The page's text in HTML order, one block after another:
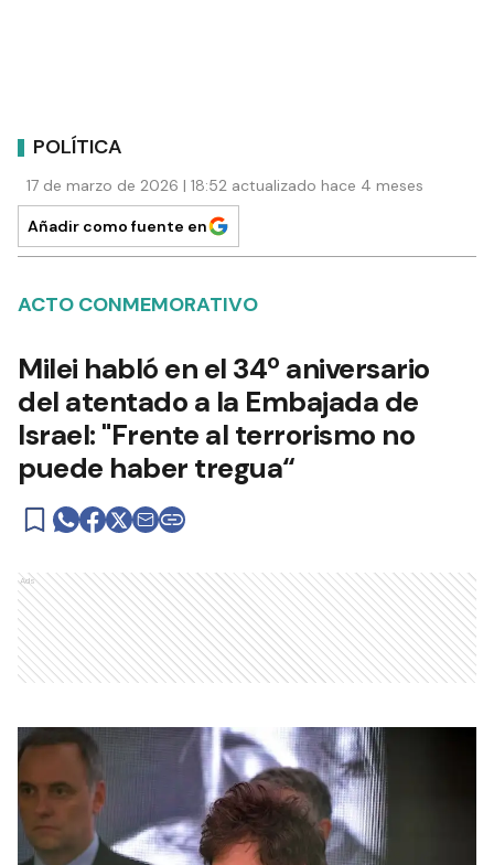
POLÍTICA
17 de marzo de 2026 | 18:52 actualizado hace 4 meses
Añadir como fuente en
ACTO CONMEMORATIVO
Milei habló en el 34º aniversario
del atentado a la Embajada de
Israel: "Frente al terrorismo no
puede haber tregua“
Ads